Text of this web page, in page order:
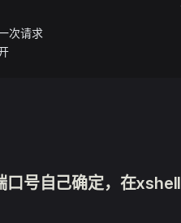
次请求
号自己确定，在xshell